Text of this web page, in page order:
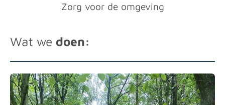
Zorg voor de omgeving
Wat we doen: